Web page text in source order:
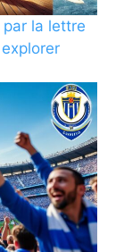
la lettre